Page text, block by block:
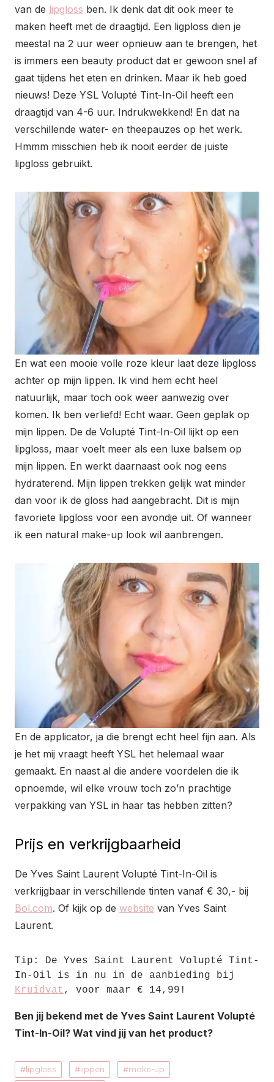
van de lipgloss ben. Ik denk dat dit ook meer te
maken heeft met de draagtijd. Een ligploss dien je
meestal na 2 uur weer opnieuw aan te brengen, het
is immers een beauty product dat er gewoon snel af
gaat tijdens het eten en drinken. Maar ik heb goed
nieuws! Deze YSL Volupté Tint-In-Oil heeft een
draagtijd van 4-6 uur. Indrukwekkend! En dat na
verschillende water- en theepauzes op het werk.
Hmmm misschien heb ik nooit eerder de juiste
lipgloss gebruikt.
En wat een mooie volle roze kleur laat deze lipgloss
achter op mijn lippen. Ik vind hem echt heel
natuurlijk, maar toch ook weer aanwezig over
komen. Ik ben verliefd! Echt waar. Geen geplak op
mijn lippen. De de Volupté Tint-In-Oil lijkt op een
lipgloss, maar voelt meer als een luxe balsem op
mijn lippen. En werkt daarnaast ook nog eens
hydraterend. Mijn lippen trekken gelijk wat minder
dan voor ik de gloss had aangebracht. Dit is mijn
favoriete lipgloss voor een avondje uit. Of wanneer
ik een natural make-up look wil aanbrengen.
En de applicator, ja die brengt echt heel fijn aan. Als
je het mij vraagt heeft YSL het helemaal waar
gemaakt. En naast al die andere voordelen die ik
opnoemde, wil elke vrouw toch zo’n prachtige
verpakking van YSL in haar tas hebben zitten?
Prijs en verkrijgbaarheid
De Yves Saint Laurent Volupté Tint-In-Oil is
verkrijgbaar in verschillende tinten vanaf € 30,- bij
Bol.com. Of kijk op de website van Yves Saint
Laurent.
Tip: De Yves Saint Laurent Volupté Tint-
Kruidvat , voor maar € 14,99!
Ben jij bekend met de Yves Saint Laurent Volupté
Tint-In-Oil? Wat vind jij van het product?
lipgloss lippen
make-up